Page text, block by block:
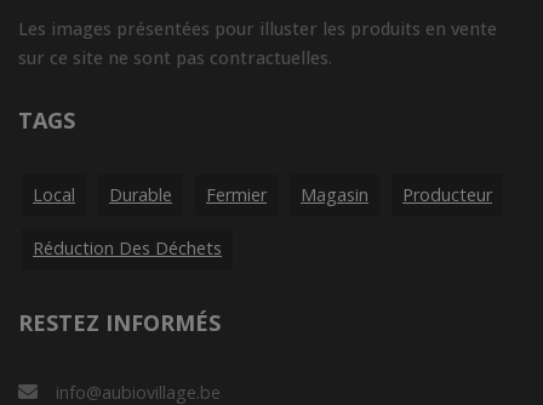
Les images présentées pour illuster les produits en vente
sur ce site ne sont pas contractuelles.
TAGS
Local Durable Fermier Magasin Producteur
Réduction Des Déchets
RESTEZ INFORMÉS
info@aubiovillage.be